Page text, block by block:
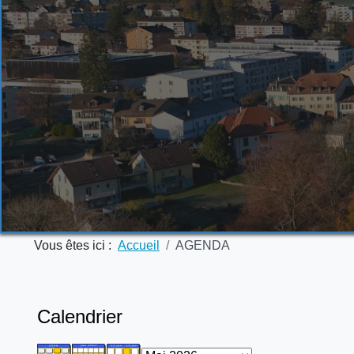
Vous êtes ici : Accueil AGENDA
Calendrier